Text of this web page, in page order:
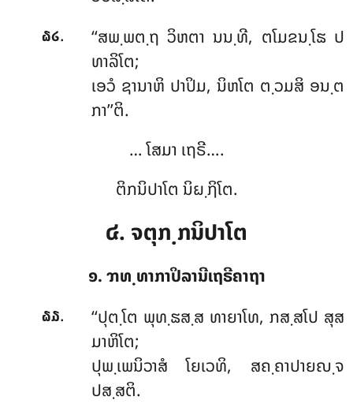
໖໒. ‘‘ສພ຺ພຕ຺ຖວິຫຕາ ນນ຺ທີ, ຕໂມຂນ຺ໂຘ ປ
ທາລິໂຕ;
ເອວໍ ຊານາຫິ ປາປິມ, ນິຫໂຕ ຕ຺ວມສິ ອນ຺ຕ
ກາ’’ຕິ.
… ໂສມາ ເຖຣີ….
ຕິກນິປາໂຕ ນິຏ຺ຐິໂຕ.
໔. ຈຕຸກ຺ກນິປາໂຕ
໑. ຠທ຺ທາກາປິລານີເຖຣີຄາຖາ
໖໓. ‘‘ປຸຕ຺ໂຕ ພຸທ຺ຘສ຺ສ ທາຍາໂທ, ກສ຺ສໂປ ສຸສ
ມາຫິໂຕ;
ປຸພ຺ເພນິວາສໍ ໂຍເວທິ, ສຄ຺ຄາປາຍຎ຺ຈ
ປສ຺ສຕິ.